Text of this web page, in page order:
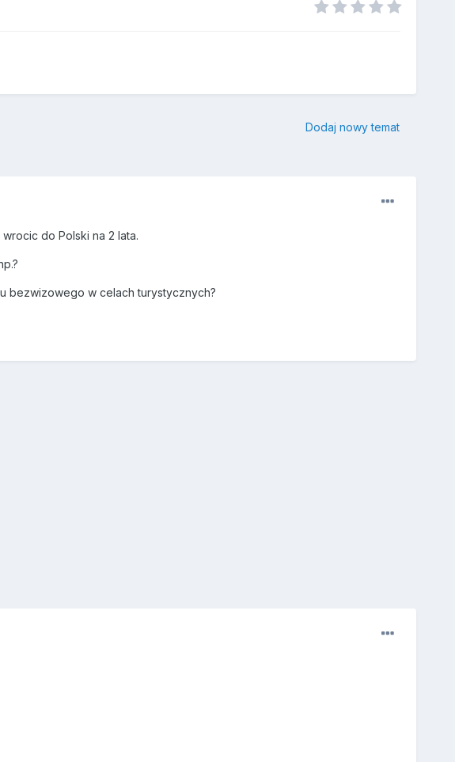
Dodaj nowy temat
do Polski na 2 lata.
bezwizowego w celach turystycznych?